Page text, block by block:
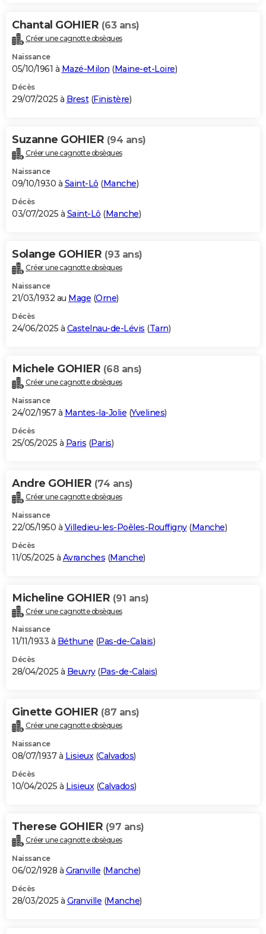
Chantal GOHIER (63 ans)
Créer une cagnotte obsèques
Naissance
05/10/1961 à Mazé-Milon (Maine-et-Loire)
Décès
29/07/2025 à Brest(Finistère)
Suzanne GOHIER (94 ans)
Créer une cagnotte obsèques
Naissance
09/10/1930 à Saint-Lô (Manche)
Décès
03/07/2025 à Saint-Lô (Manche)
Solange GOHIER (93 ans)
Créer une cagnotte obsèques
Naissance
21/03/1932 au Mage (Orne)
Décès
24/06/2025 à Castelnau-de-Lévis (Tarn)
Michele GOHIER (68 ans)
Créer une cagnotte obsèques
Naissance
24/02/1957 à Mantes-la-Jolie (Yvelines)
Décès
25/05/2025 à Paris (Paris)
Andre GOHIER (74 ans)
Créer une cagnotte obsèques
Naissance
22/05/1950 à Villedieu-les-Poêles-Rouffigny(Manche)
Décès
11/05/2025 à Avranches (Manche)
Micheline GOHIER (91 ans)
Créer une cagnotte obsèques
Naissance
11/11/1933 à Béthune (Pas-de-Calais)
Décès
28/04/2025 à Beuvry(Pas-de-Calais)
Ginette GOHIER (87 ans)
Créer une cagnotte obsèques
Naissance
08/07/1937 à Lisieux(Calvados)
Décès
10/04/2025 à Lisieux(Calvados)
Therese GOHIER (97 ans)
Créer une cagnotte obsèques
Naissance
06/02/1928 à Granville (Manche)
Décès
28/03/2025 à Granville (Manche)